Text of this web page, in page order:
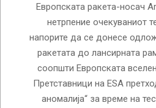
Европската ракета-носач
нетрпение очекуваниот
напорите да се донесе
ракетата до лансирната
соопшти Европската
Претставници на ESA
аномалија“ за време на